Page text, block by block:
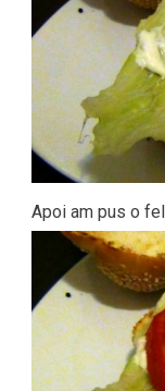
Apoi am pus o